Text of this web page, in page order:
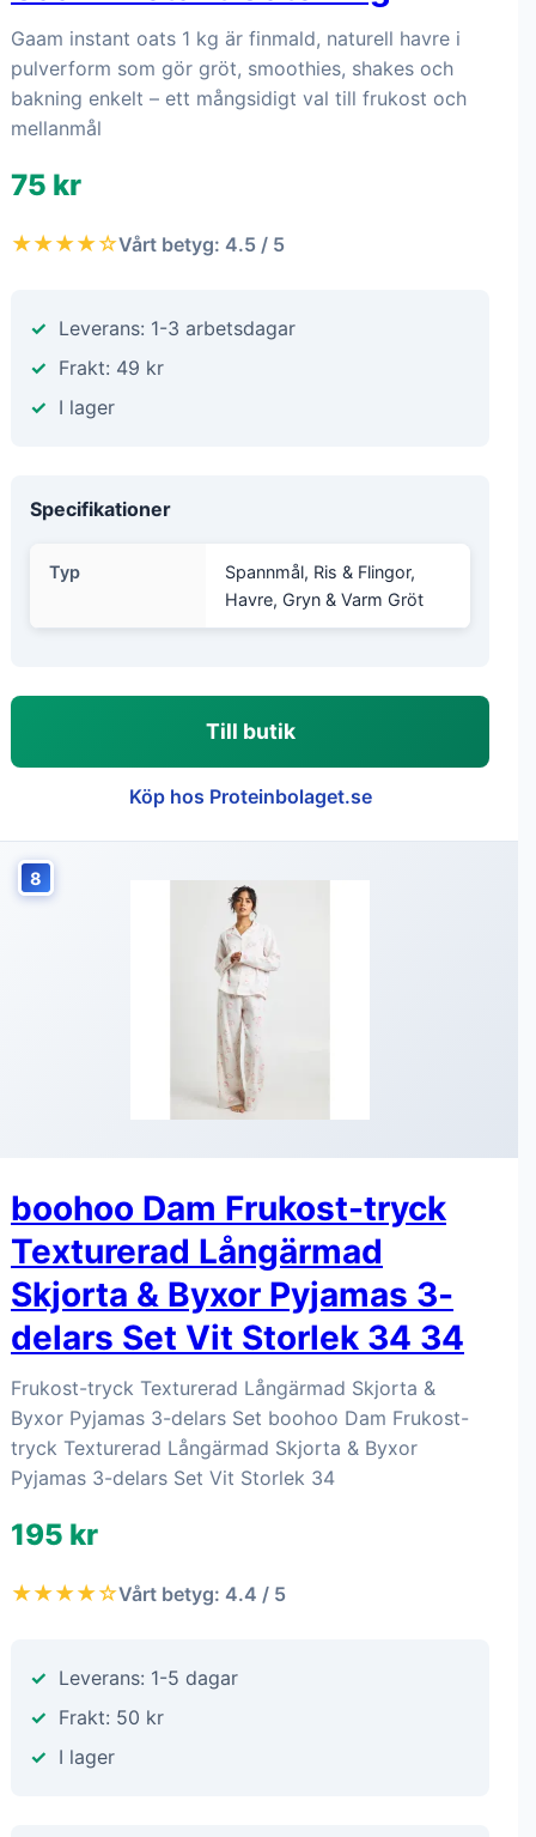
Gaam instant oats 1 kg är finmald, naturell havre i
pulverform som gör gröt, smoothies, shakes och
bakning enkelt – ett mångsidigt val till frukost och
mellanmål
75 kr
★★★★☆Vårt betyg: 4.5 / 5
Leverans: 1-3 arbetsdagar
Frakt: 49 kr
I lager
Specifikationer
Typ
Spannmål, Ris & Flingor,
Havre, Gryn & Varm Gröt
Till butik
Köp hos Proteinbolaget.se
8
boohoo Dam Frukost-tryck
Texturerad Långärmad
Skjorta & Byxor Pyjamas 3-
delars Set Vit Storlek 34 34
Frukost-tryck Texturerad Långärmad Skjorta &
Byxor Pyjamas 3-delars Set boohoo Dam Frukost-
tryck Texturerad Långärmad Skjorta & Byxor
Pyjamas 3-delars Set Vit Storlek 34
195 kr
★★★★☆Vårt betyg: 4.4 / 5
Leverans: 1-5 dagar
Frakt: 50 kr
I lager